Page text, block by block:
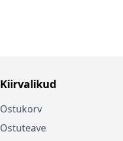
Kiirvalikud
Ostukorv
Ostuteave